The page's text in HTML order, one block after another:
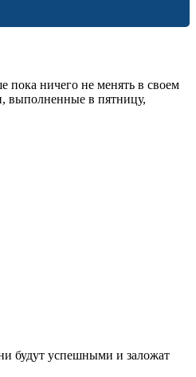
ничего не менять в своем
выполненные в пятницу,
будут успешными и заложат